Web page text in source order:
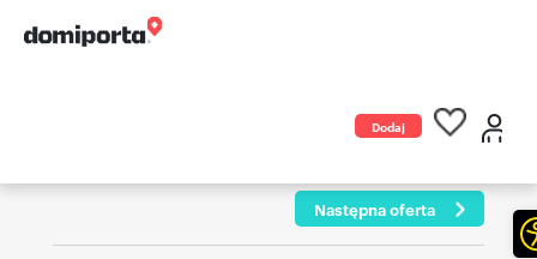
Dodaj
Następna oferta